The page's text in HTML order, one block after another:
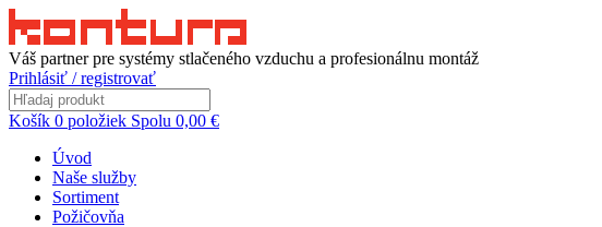
Váš partner pre systémy stlačeného vzduchu a profesionálnu montáž
Prihlásiť / registrovať
Košík 0 položiek Spolu 0,00 €
Úvod
Naše služby
Sortiment
Požičovňa